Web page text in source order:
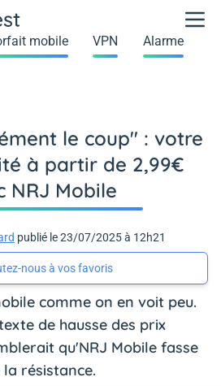
mobile VPN Alarme
le coup" : votre
à partir de 2,99€
NRJ Mobile
publié le 23/07/2025 à 12h21
nous à vos favoris
comme on en voit peu.
de hausse des prix
qu'NRJ Mobile fasse
la résistance.